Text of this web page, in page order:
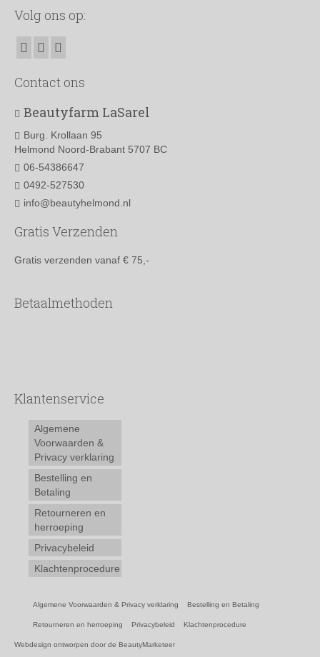
Volg ons op:
Contact ons
Beautyfarm LaSarel
Burg. Krollaan 95
Helmond Noord-Brabant 5707 BC
06-54386647
0492-527530
info@beautyhelmond.nl
Gratis Verzenden
Gratis verzenden vanaf € 75,-
Betaalmethoden
Klantenservice
Algemene
Voorwaarden &
Privacy verklaring
Bestelling en
Betaling
Retourneren en
herroeping
Privacybeleid
Klachtenprocedure
Algemene Voorwaarden & Privacy verklaring Bestelling en Betaling
Retourneren en herroeping Privacybeleid Klachtenprocedure
Webdesign ontworpen door de BeautyMarketeer